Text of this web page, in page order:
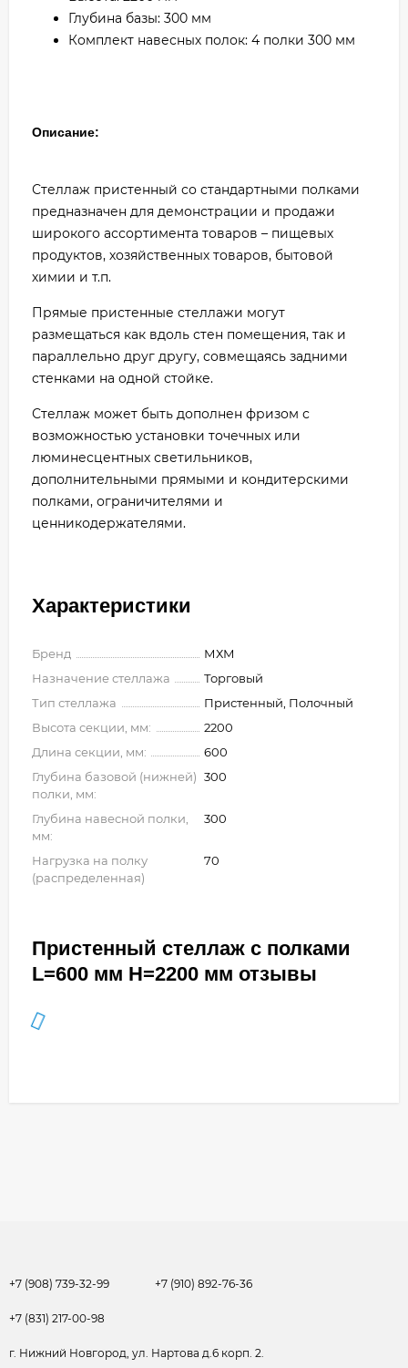
Глубина базы: 300 мм
Комплект навесных полок: 4 полки 300 мм
Описание:
Стеллаж пристенный со стандартными полками
предназначен для демонстрации и продажи
широкого ассортимента товаров – пищевых
продуктов, хозяйственных товаров, бытовой
химии и т.п.
Прямые пристенные стеллажи могут
размещаться как вдоль стен помещения, так и
параллельно друг другу, совмещаясь задними
стенками на одной стойке.
Стеллаж может быть дополнен фризом с
возможностью установки точечных или
люминесцентных светильников,
дополнительными прямыми и кондитерскими
полками, ограничителями и
ценникодержателями.
Характеристики
Бренд
МХМ
Назначение стеллажа
Торговый
Тип стеллажа
Пристенный, Полочный
Высота секции, мм:
2200
Длина секции, мм:
600
Глубина базовой (нижней)
полки, мм:
300
Глубина навесной полки,
мм:
300
Нагрузка на полку
(распределенная)
70
Пристенный стеллаж с полками
L=600 мм H=2200 мм отзывы
+7 (908) 739-32-99 +7 (910) 892-76-36
+7 (831) 217-00-98
г. Нижний Новгород, ул. Нартова д.6 корп. 2.